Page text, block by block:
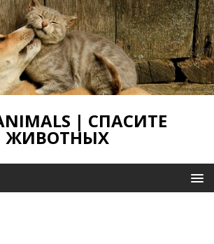
| СПАСИТЕ
ЖИВОТНЫХ